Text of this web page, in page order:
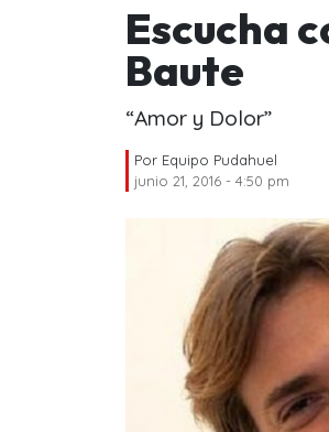
Escucha
Baute
“Amor y Dolor”
Por Equipo Pudahuel
junio 21, 2016 - 4:50 pm